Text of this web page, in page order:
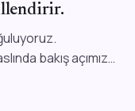
bakış açımızı